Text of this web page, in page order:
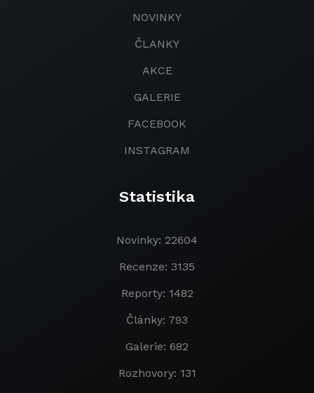
NOVINKY
ČLANKY
AKCE
GALERIE
FACEBOOK
INSTAGRAM
Statistika
Novinky: 22604
Recenze: 3135
Reporty: 1482
Články: 793
Galerie: 682
Rozhovory: 131